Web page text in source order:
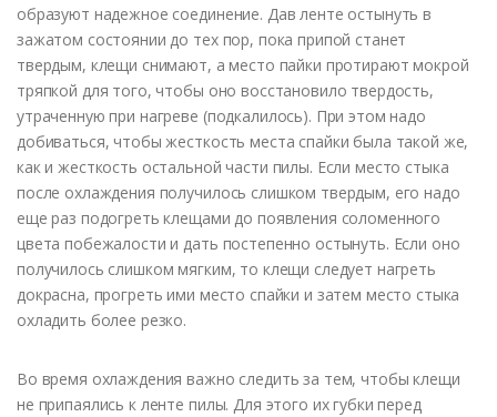
образуют надежное соединение. Дав ленте остынуть в
зажатом состоянии до тех пор, пока припой станет
твердым, клещи снимают, а место пайки протирают мокрой
тряпкой для того, чтобы оно восстановило твердость,
утраченную при нагреве (подкалилось). При этом надо
добиваться, чтобы жесткость места спайки была такой же,
как и жесткость остальной части пилы. Если место стыка
после охлаждения получилось слишком твердым, его надо
еще раз подогреть клещами до появления соломенного
цвета побежалости и дать постепенно остынуть. Если оно
получилось слишком мягким, то клещи следует нагреть
докрасна, прогреть ими место спайки и затем место стыка
охладить более резко.
Во время охлаждения важно следить за тем, чтобы клещи
не припаялись к ленте пилы. Для этого их губки перед